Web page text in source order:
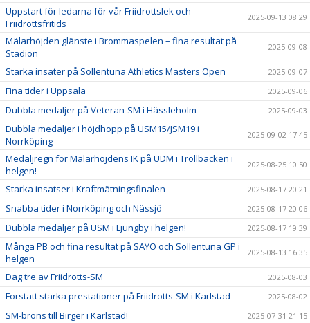
Uppstart för ledarna för vår Friidrottslek och
Friidrottsfritids
2025-09-13 08:29
Mälarhöjden glänste i Brommaspelen – fina resultat på
Stadion
2025-09-08
Starka insater på Sollentuna Athletics Masters Open 2025-09-07
Fina tider i Uppsala 2025-09-06
Dubbla medaljer på Veteran-SM i Hässleholm 2025-09-03
Dubbla medaljer i höjdhopp på USM15/JSM19 i
Norrköping
2025-09-02 17:45
Medaljregn för Mälarhöjdens IK på UDM i Trollbäcken i
helgen!
2025-08-25 10:50
Starka insatser i Kraftmätningsfinalen 2025-08-17 20:21
Snabba tider i Norrköping och Nässjö 2025-08-17 20:06
Dubbla medaljer på USM i Ljungby i helgen! 2025-08-17 19:39
Många PB och fina resultat på SAYO och Sollentuna GP i
helgen
2025-08-13 16:35
Dag tre av Friidrotts-SM 2025-08-03
Forstatt starka prestationer på Friidrotts-SM i Karlstad 2025-08-02
SM-brons till Birger i Karlstad! 2025-07-31 21:15